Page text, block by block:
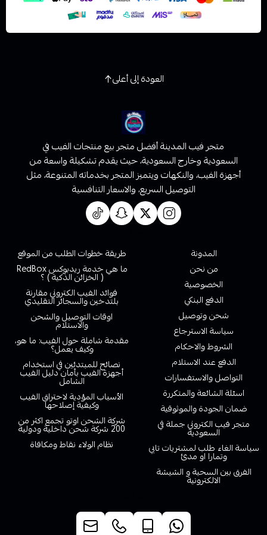
العودة إلى أعلى
متجر فيب المدينة أفضل متجر بيع منتجات الفيب في
السعودية وخارج السعودية، حيث يقدم تشكيلة واسعة من
أجهزة الفيب، والنكهات ويتميز المتجر بخدماته المتنوعة، مثل
التوصيل السريع، والاسعار التنافسية
المدونة
من نحن
الخصوصية
الدفع البنكي
شحن وتوصيل
سياسة الاسترجاع
الشروط والاحكام
الدفع عند الاستلام
التواصل والاستفسارات
اسئلة الشائعة والمتكررة
ضمان الجودة والموثوقية
متجر فيب الكتروني جملة في
السعودية
سياسة الغاء طلب لمشتريات تابي
وتمارا او مدئ
الفرق بين السحبة و الشيشة
الالكترونية
طريقة خطوات الطلب من الموقع
ما هي خدمة ريدبوكس RedBox
( الخزائن الذكية ) ؟
فوائد الفيب الكتروني مقارنة
بلتدخين والسجائر التقليدي
اوقات التوصيل والشحن
والاستلام
مقدمة شاملة حول الفيب: ما هو،
وكيف يعمل؟
نصائح للمبتدئين في استخدام
أجهزة الفيب بأمان دليل الفيب
الشامل
الأسباب المؤدية لاحتراق الفيب
وكيفية إصلاحها
شركة الشحن اوتو تجمع اكثر من
200 شركة شحن داخلية ودولية
نظام الولاء نقاط ومكافاة